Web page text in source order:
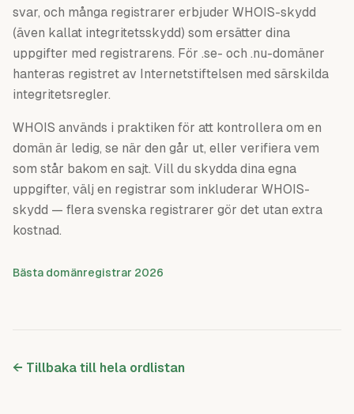
svar, och många registrarer erbjuder WHOIS-skydd
(även kallat integritetsskydd) som ersätter dina
uppgifter med registrarens. För .se- och .nu-domäner
hanteras registret av Internetstiftelsen med särskilda
integritetsregler.
WHOIS används i praktiken för att kontrollera om en
domän är ledig, se när den går ut, eller verifiera vem
som står bakom en sajt. Vill du skydda dina egna
uppgifter, välj en registrar som inkluderar WHOIS-
skydd — flera svenska registrarer gör det utan extra
kostnad.
Bästa domänregistrar 2026
← Tillbaka till hela ordlistan